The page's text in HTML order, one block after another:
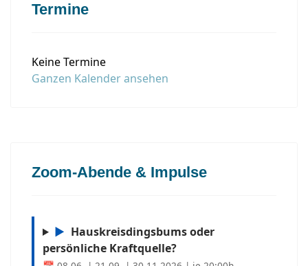
Termine
Keine Termine
Ganzen Kalender ansehen
Zoom-Abende & Impulse
▶ Hauskreisdingsbums oder
persönliche Kraftquelle?